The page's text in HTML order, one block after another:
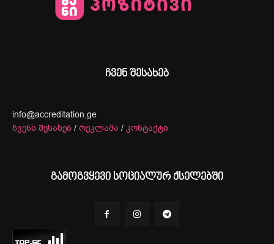
ჩვენ შესახებ
info@accreditation.ge
ჩვენს შესახებ / რეკლამა / კონტაქტი
გამოგვყევი სოციალურ ქსელებში